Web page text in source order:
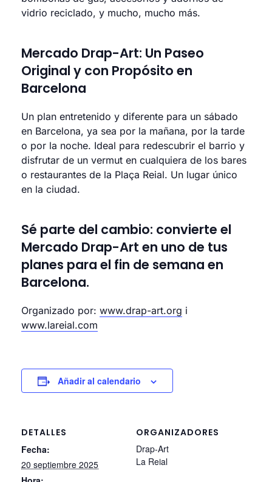
vidrio reciclado, y mucho, mucho más.
Mercado Drap-Art: Un Paseo
Original y con Propósito en
Barcelona
Un plan entretenido y diferente para un sábado
en Barcelona, ya sea por la mañana, por la tarde
o por la noche. Ideal para redescubrir el barrio y
disfrutar de un vermut en cualquiera de los bares
o restaurantes de la Plaça Reial. Un lugar único
en la ciudad.
Sé parte del cambio: convierte el
Mercado Drap-Art en uno de tus
planes para el fin de semana en
Barcelona.
Organizado por: www.drap-art.org i
www.lareial.com
Añadir al calendario
DETALLES
Fecha:
20 septiembre 2025
ORGANIZADORES
Drap-Art
La Reial